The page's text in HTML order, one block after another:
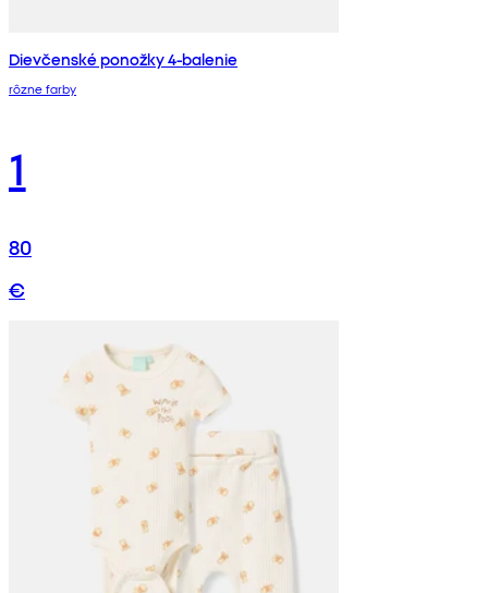
Dievčenské ponožky 4-balenie
rôzne farby
1
80
€